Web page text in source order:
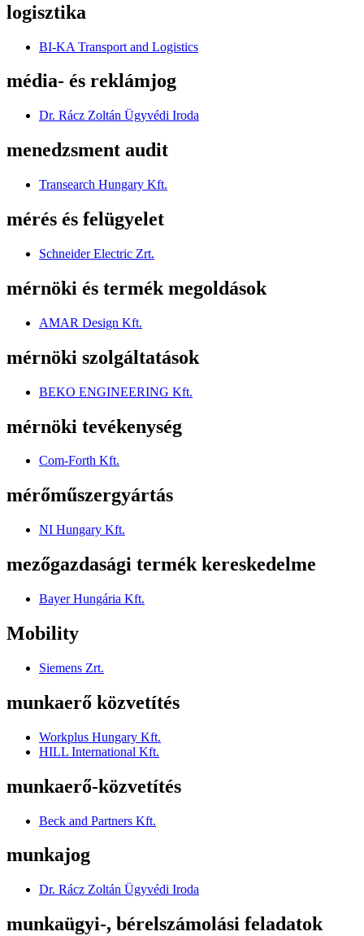
logisztika
BI-KA Transport and Logistics
média- és reklámjog
Dr. Rácz Zoltán Ügyvédi Iroda
menedzsment audit
Transearch Hungary Kft.
mérés és felügyelet
Schneider Electric Zrt.
mérnöki és termék megoldások
AMAR Design Kft.
mérnöki szolgáltatások
BEKO ENGINEERING Kft.
mérnöki tevékenység
Com-Forth Kft.
mérőműszergyártás
NI Hungary Kft.
mezőgazdasági termék kereskedelme
Bayer Hungária Kft.
Mobility
Siemens Zrt.
munkaerő közvetítés
Workplus Hungary Kft.
HILL International Kft.
munkaerő-közvetítés
Beck and Partners Kft.
munkajog
Dr. Rácz Zoltán Ügyvédi Iroda
munkaügyi-, bérelszámolási feladatok